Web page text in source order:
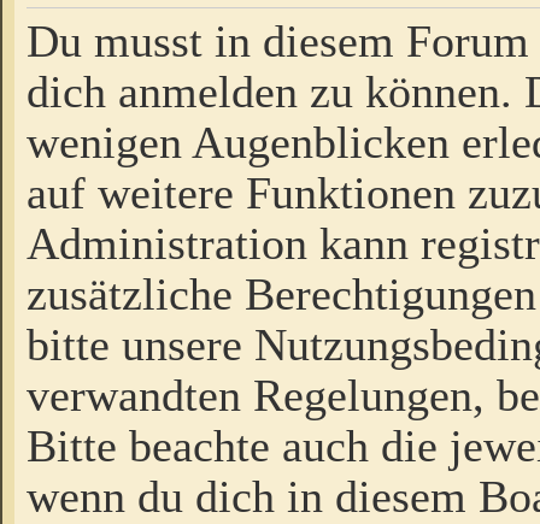
Du musst in diesem
dich anmelden zu
wenigen Augenblicken
auf weitere Funktionen
Administration kann
zusätzliche
bitte unsere
verwandten Regelungen,
Bitte beachte auch die
wenn du dich in diesem